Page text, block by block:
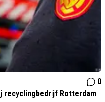
0
recyclingbedrijf Rotterdam